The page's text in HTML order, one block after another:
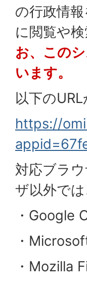
の行政情
に閲覧や
お、この
います。
以下の
https://
対応ブラ
ザ以外で
・Google
・
・Mozilla